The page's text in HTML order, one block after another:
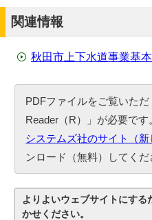
関連情報
秋田市上下水道事業基
PDFファイルをご覧いただ
Reader（R）」が必要で
システムズ社のサイト（
ンロード（無料）してくだ
よりよいウェブサイトにす
かせください。